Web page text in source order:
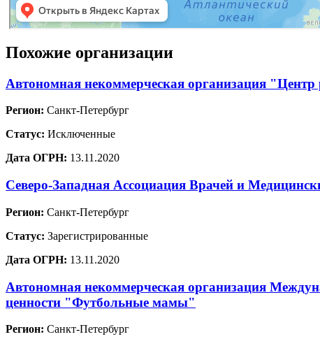
Похожие организации
Автономная некоммерческая организация
Регион: Санкт-Петербург
Статус: Исключенные
Дата ОГРН: 13.11.2020
Северо-Западная Ассоциация Врачей и
Регион: Санкт-Петербург
Статус: Зарегистрированные
Дата ОГРН: 13.11.2020
Автономная некоммерческая организация
ценности "Футбольные мамы"
Регион: Санкт-Петербург